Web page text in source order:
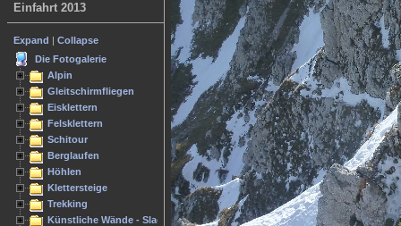
Einfahrt 2013
Expand
Collapse
Die Fotogalerie
Alpin
Gleitschirmfliegen
Eisklettern
Felsklettern
Schitour
Berglaufen
Höhlen
Klettersteige
Trekking
Künstliche Wände - Slacken